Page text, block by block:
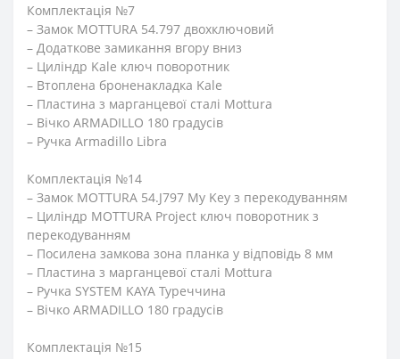
Комплектація №7
– Замок MOTTURA 54.797 двохключовий
– Додаткове замикання вгору вниз
– Циліндр Kale ключ поворотник
– Втоплена броненакладка Kale
– Пластина з марганцевої сталі Mottura
– Вічко ARMADILLO 180 градусів
– Ручка Armadillo Libra
Комплектація №14
– Замок MOTTURA 54.J797 My Key з перекодуванням
– Циліндр MOTTURA Project ключ поворотник з
перекодуванням
– Посилена замкова зона планка у відповідь 8 мм
– Пластина з марганцевої сталі Mottura
– Ручка SYSTEM KAYA Туреччина
– Вічко ARMADILLO 180 градусів
Комплектація №15